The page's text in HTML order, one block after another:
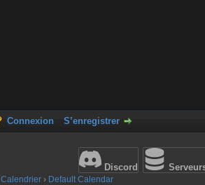
Connexion S’enregistrer
Discord
Calendrier › Default Calendar